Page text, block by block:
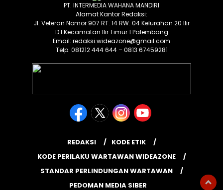
PT. INTERMEDIA WAHANA MANDIRI
Alamat Kantor Redaksi:
Jl. Veteran Nomor 907 RT. 14 RW. 04 Kelurahan 20 Ilir
D.I Kecamatan Ilir Timur 1 Palembang
Email: redaksi.wideazone@gmail.com
Telp. 081212 444 644 – 0813 67459281
REDAKSI
KODE ETIK
KODE PERILAKU WARTAWAN WIDEAZONE
STANDAR PERLINDUNGAN WARTAWAN
PEDOMAN MEDIA SIBER